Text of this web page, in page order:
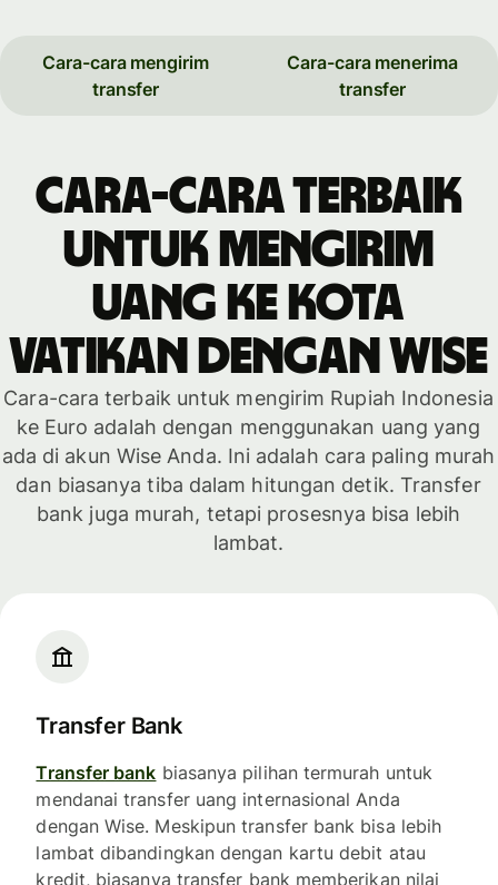
Cara-cara mengirim
transfer
Cara-cara menerima
transfer
Cara-cara terbaik
untuk mengirim
uang ke Kota
Vatikan dengan WISE
Cara-cara terbaik untuk mengirim Rupiah Indonesia
ke Euro adalah dengan menggunakan uang yang
ada di akun Wise Anda. Ini adalah cara paling murah
dan biasanya tiba dalam hitungan detik. Transfer
bank juga murah, tetapi prosesnya bisa lebih
lambat.
Transfer Bank
Transfer bank biasanya pilihan termurah untuk
mendanai transfer uang internasional Anda
dengan Wise. Meskipun transfer bank bisa lebih
lambat dibandingkan dengan kartu debit atau
kredit, biasanya transfer bank memberikan nilai